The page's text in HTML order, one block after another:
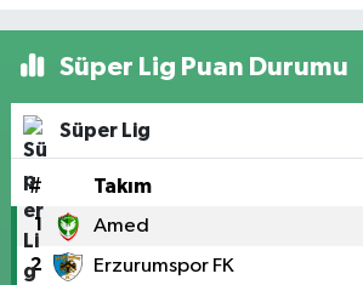
Süper Lig Puan Durumu
Süper Lig
# Takım
1 Amed
2 Erzurumspor FK